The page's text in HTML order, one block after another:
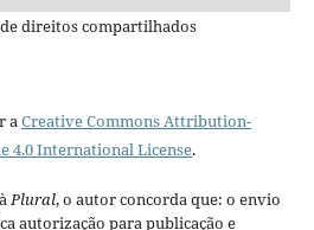
direitos compartilhados
aCreative Commons Attribution-
4.0 International License.
Plural, o autor concorda que: o envio
autorização para publicação e